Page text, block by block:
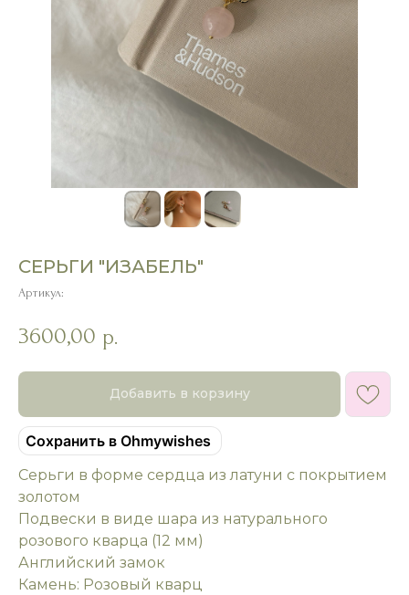
СЕРЬГИ "ИЗАБЕЛЬ"
Артикул:
3600,00 р.
Добавить в корзину
Сохранить в Ohmywishes
Серьги в форме сердца из латуни с покрытием
золотом
Подвески в виде шара из натурального
розового кварца (12 мм)
Английский замок
Камень: Розовый кварц